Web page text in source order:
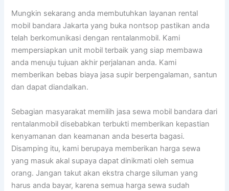
Mungkin sekarang anda membutuhkan layanan rental
mobil bandara Jakarta yang buka nontsop pastikan anda
telah berkomunikasi dengan rentalanmobil. Kami
mempersiapkan unit mobil terbaik yang siap membawa
anda menuju tujuan akhir perjalanan anda. Kami
memberikan bebas biaya jasa supir berpengalaman, santun
dan dapat diandalkan.
Sebagian masyarakat memilih jasa sewa mobil bandara dari
rentalanmobil disebabkan terbukti memberikan kepastian
kenyamanan dan keamanan anda beserta bagasi.
Disamping itu, kami berupaya memberikan harga sewa
yang masuk akal supaya dapat dinikmati oleh semua
orang. Jangan takut akan ekstra charge siluman yang
harus anda bayar, karena semua harga sewa sudah